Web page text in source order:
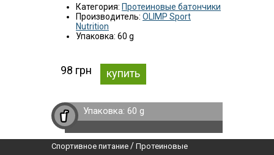
Категория: Протеиновые батончики
Производитель: OLIMP Sport
Nutrition
Упаковка: 60 g
98 грн купить
Упаковка: 60 g
Спортивное питание / Протеиновые